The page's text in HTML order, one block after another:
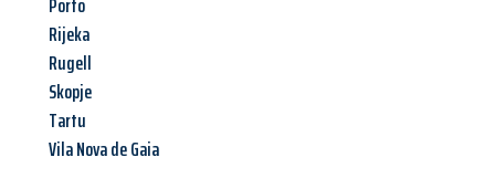
Rijeka
Rugell
Skopje
Tartu
Vila Nova de Gaia